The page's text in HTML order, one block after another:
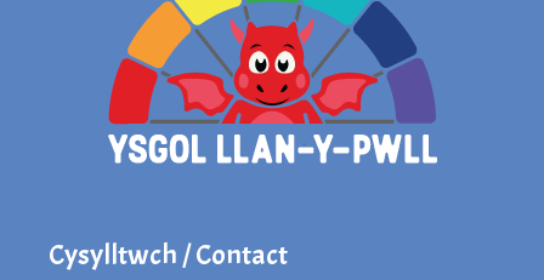
Cysylltwch / Contact